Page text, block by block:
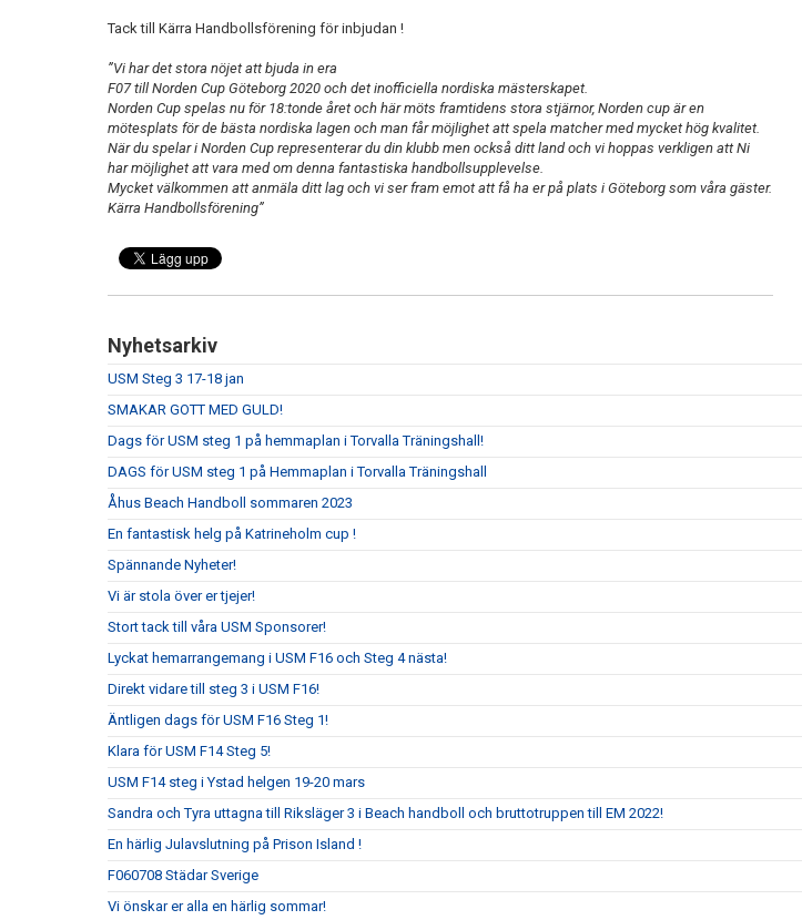
Tack till Kärra Handbollsförening för inbjudan !
”Vi har det stora nöjet att bjuda in era
F07 till Norden Cup Göteborg 2020 och det inofficiella nordiska mästerskapet.
Norden Cup spelas nu för 18:tonde året och här möts framtidens stora stjärnor, Norden cup är en
mötesplats för de bästa nordiska lagen och man får möjlighet att spela matcher med mycket hög kvalitet.
När du spelar i Norden Cup representerar du din klubb men också ditt land och vi hoppas verkligen att Ni
har möjlighet att vara med om denna fantastiska handbollsupplevelse.
Mycket välkommen att anmäla ditt lag och vi ser fram emot att få ha er på plats i Göteborg som våra gäster.
Kärra Handbollsförening”
Nyhetsarkiv
USM Steg 3 17-18 jan
SMAKAR GOTT MED GULD!
Dags för USM steg 1 på hemmaplan i Torvalla Träningshall!
DAGS för USM steg 1 på Hemmaplan i Torvalla Träningshall
Åhus Beach Handboll sommaren 2023
En fantastisk helg på Katrineholm cup !
Spännande Nyheter!
Vi är stola över er tjejer!
Stort tack till våra USM Sponsorer!
Lyckat hemarrangemang i USM F16 och Steg 4 nästa!
Direkt vidare till steg 3 i USM F16!
Äntligen dags för USM F16 Steg 1!
Klara för USM F14 Steg 5!
USM F14 steg i Ystad helgen 19-20 mars
Sandra och Tyra uttagna till Riksläger 3 i Beach handboll och bruttotruppen till EM 2022!
En härlig Julavslutning på Prison Island !
F060708 Städar Sverige
Vi önskar er alla en härlig sommar!